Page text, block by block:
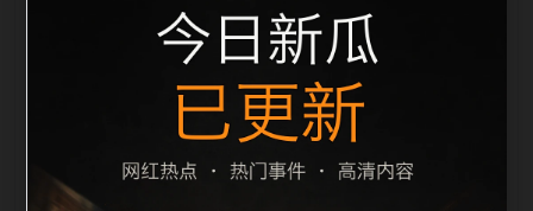
览。本页强调内容归集和主题一致性，避免无关关键词
堆砌，也避免多个站点同步发布完全相同的标题。图片
说明、文件名、alt 和 title 均围绕主关键词、栏目词和
文章标题生成，便于搜索引擎理解页面主题。后续采集
时将继续执行远程图片本地化、坏图默认图兜底、标题
重复过滤和 descrip